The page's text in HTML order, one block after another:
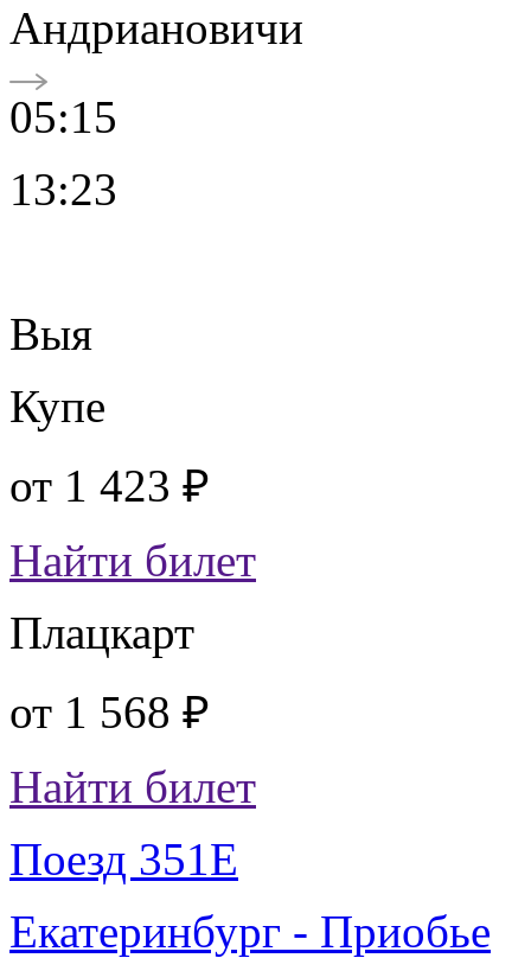
Андриановичи
05:15
13:23
Выя
Купе
от 1 423 ₽
Найти билет
Плацкарт
от 1 568 ₽
Найти билет
Поезд 351Е
Екатеринбург - Приобье